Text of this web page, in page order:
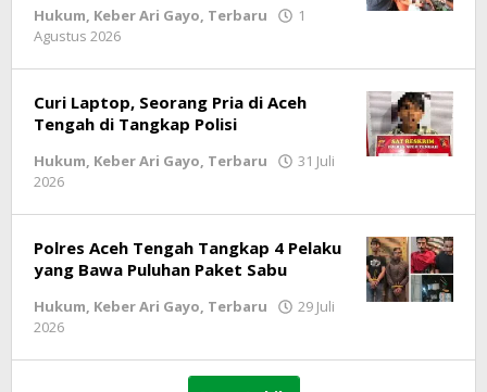
Hukum, Keber Ari Gayo, Terbaru
1
Agustus 2026
Curi Laptop, Seorang Pria di Aceh
Tengah di Tangkap Polisi
Hukum, Keber Ari Gayo, Terbaru
31 Juli
2026
Polres Aceh Tengah Tangkap 4 Pelaku
yang Bawa Puluhan Paket Sabu
Hukum, Keber Ari Gayo, Terbaru
29 Juli
2026